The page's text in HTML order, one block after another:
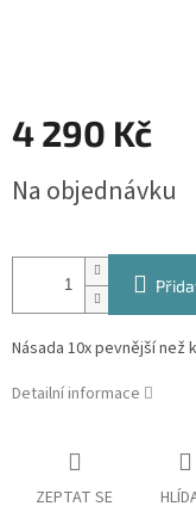
4 290 Kč
cena:
Na objednávku
Násada 10x pevnější než
Detailní informace
ZEPTAT SE